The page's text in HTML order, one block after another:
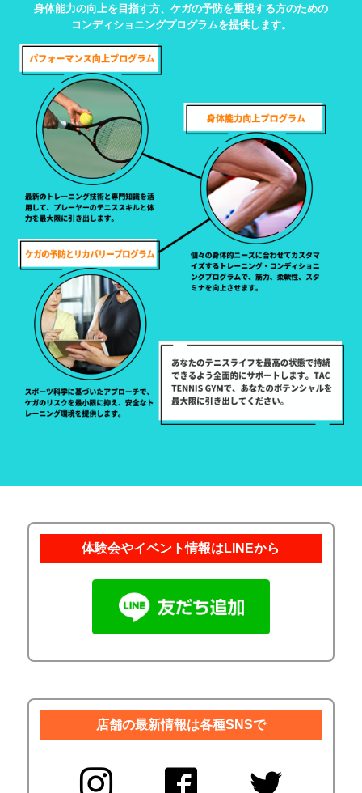
身体能力の向上を目指す方、ケガの予防を重視する方のための
コンディショニングプログラムを提供します。
体験会やイベント情報はLINEから
店舗の最新情報は各種SNSで